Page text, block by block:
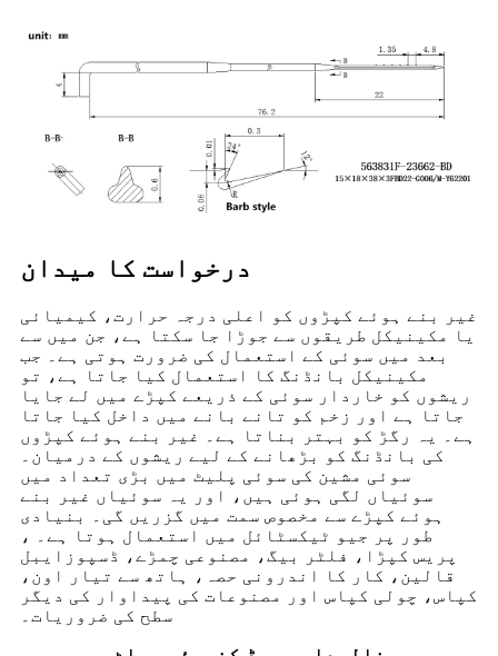
درخواست کا میدان
غیر بنے ہوئے کپڑوں کو اعلی درجہ حرارت، کیمیائی
یا مکینیکل طریقوں سے جوڑا جا سکتا ہے، جن میں سے
بعد میں سوئی کے استعمال کی ضرورت ہوتی ہے۔ جب
مکینیکل بانڈنگ کا استعمال کیا جاتا ہے، تو
ریشوں کو خاردار سوئی کے ذریعے کپڑے میں لے جایا
جاتا ہے اور زخم کو تانے بانے میں داخل کیا جاتا
ہے۔ یہ رگڑ کو بہتر بناتا ہے۔ غیر بنے ہوئے کپڑوں
کی بانڈنگ کو بڑھانے کے لیے ریشوں کے درمیان۔
سوئی مشین کی سوئی پلیٹ میں بڑی تعداد میں
سوئیاں لگی ہوئی ہیں، اور یہ سوئیاں غیر بنے
ہوئے کپڑے سے مخصوص سمت میں گزریں گی۔ بنیادی
طور پر جیو ٹیکسٹائل میں استعمال ہوتا ہے۔ ،
پریس کپڑا، فلٹر بیگ، مصنوعی چمڑے، ڈسپوزایبل
قالین، کار کا اندرونی حصہ، ہاتھ سے تیار اون،
کپاس، چولی کپاس اور مصنوعات کی پیداوار کی دیگر
سطح کی ضروریات۔